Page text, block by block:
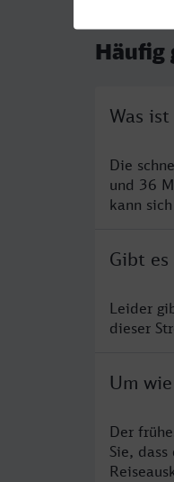
Häufig
Was
Die
und 36
kann
Gibt
Leider
dieser
Um
Der
Sie,